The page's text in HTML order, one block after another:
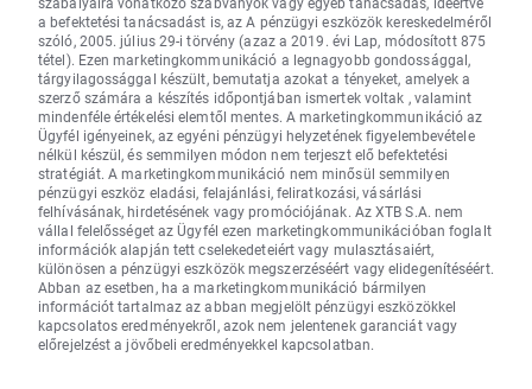
a befektetési tanácsadást is, az A pénzügyi eszközök kereskedelméről
szóló, 2005. július 29-i törvény (azaz a 2019. évi Lap, módosított 875
tétel). Ezen marketingkommunikáció a legnagyobb gondossággal,
tárgyilagossággal készült, bemutatja azokat a tényeket, amelyek a
szerző számára a készítés időpontjában ismertek voltak , valamint
mindenféle értékelési elemtől mentes. A marketingkommunikáció az
Ügyfél igényeinek, az egyéni pénzügyi helyzetének figyelembevétele
nélkül készül, és semmilyen módon nem terjeszt elő befektetési
stratégiát. A marketingkommunikáció nem minősül semmilyen
pénzügyi eszköz eladási, felajánlási, feliratkozási, vásárlási
felhívásának, hirdetésének vagy promóciójának. Az XTB S.A. nem
vállal felelősséget az Ügyfél ezen marketingkommunikációban foglalt
információk alapján tett cselekedeteiért vagy mulasztásaiért,
különösen a pénzügyi eszközök megszerzéséért vagy elidegenítéséért.
Abban az esetben, ha a marketingkommunikáció bármilyen
információt tartalmaz az abban megjelölt pénzügyi eszközökkel
kapcsolatos eredményekről, azok nem jelentenek garanciát vagy
előrejelzést a jövőbeli eredményekkel kapcsolatban.